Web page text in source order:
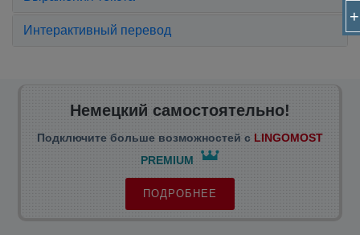
+
Интерактивный перевод
Немецкий самостоятельно!
Подключите больше возможностей с LINGOMOST
PREMIUM
ПОДРОБНЕЕ